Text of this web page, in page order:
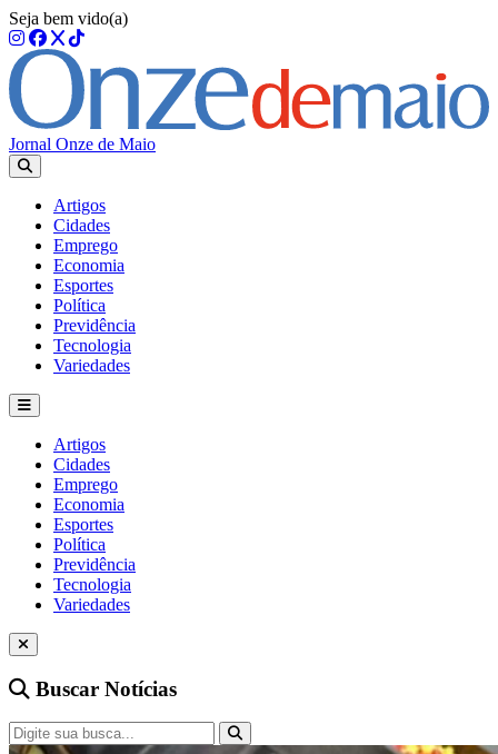
Seja bem vido(a)
Jornal Onze de Maio
Artigos
Cidades
Emprego
Economia
Esportes
Política
Previdência
Tecnologia
Variedades
Artigos
Cidades
Emprego
Economia
Esportes
Política
Previdência
Tecnologia
Variedades
Buscar Notícias